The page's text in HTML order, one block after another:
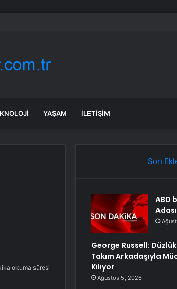
Mücadeleyi İmkansız Kılıyor
YAŞAM İLETIŞIM
okuma süresi
Son
ABD
George Russell:
Takım Arkadaşıyla
Kılıyor
Ağustos 5, 2026